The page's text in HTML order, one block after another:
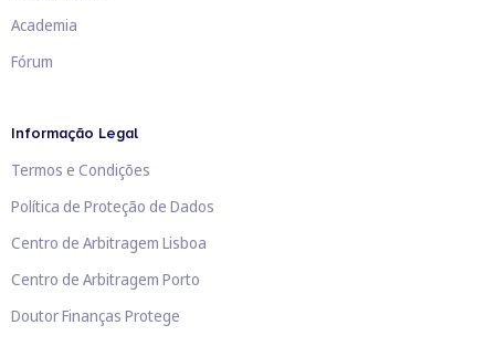
Academia
Fórum
Informação Legal
Termos e Condições
Política de Proteção de Dados
Centro de Arbitragem Lisboa
Centro de Arbitragem Porto
Doutor Finanças Protege